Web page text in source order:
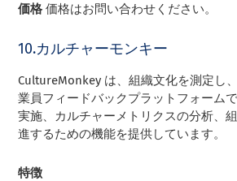
価格価格はお問い合わせください。
10.カルチャーモンキー
CultureMonkey は、組織文化を測定し
業員フィードバックプラットフォーム
実施、カルチャーメトリクスの分析、
進するための機能を提供しています。
特徴